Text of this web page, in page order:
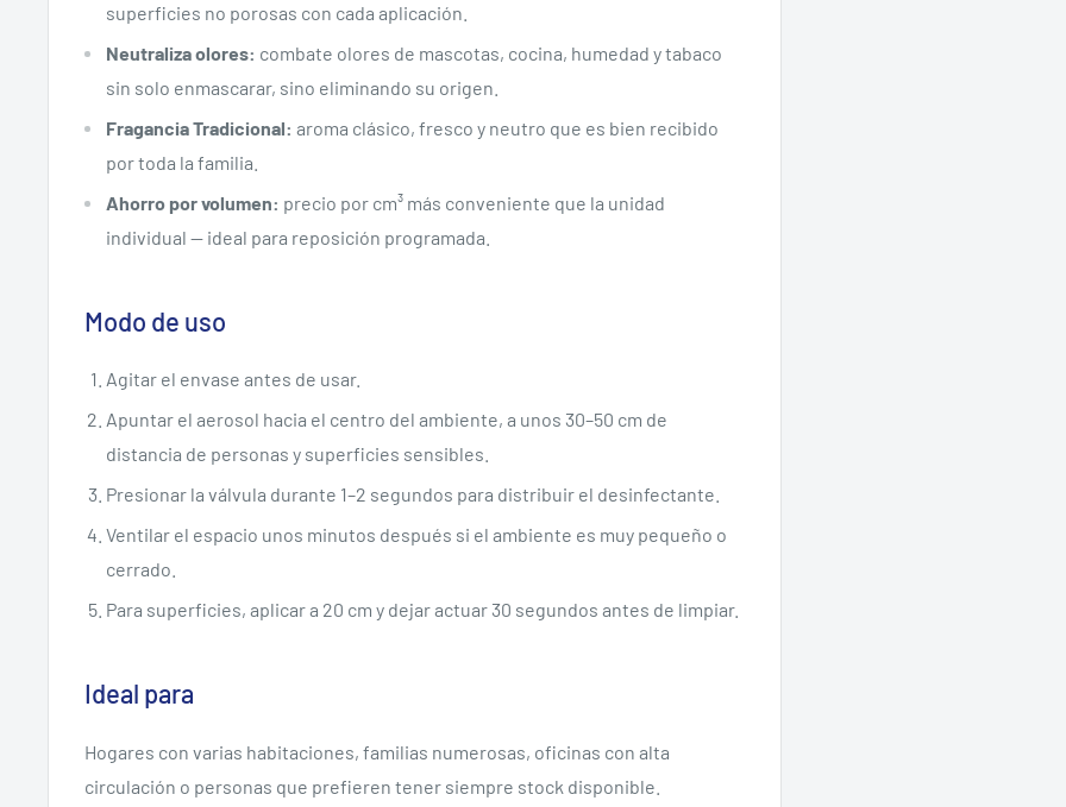
superficies no porosas con cada aplicación.
Neutraliza olores: combate olores de mascotas, cocina, humedad y tabaco
sin solo enmascarar, sino eliminando su origen.
Fragancia Tradicional: aroma clásico, fresco y neutro que es bien recibido
por toda la familia.
Ahorro por volumen: precio por cm³ más conveniente que la unidad
individual — ideal para reposición programada.
Modo de uso
Agitar el envase antes de usar.
Apuntar el aerosol hacia el centro del ambiente, a unos 30–50 cm de
distancia de personas y superficies sensibles.
Presionar la válvula durante 1–2 segundos para distribuir el desinfectante.
Ventilar el espacio unos minutos después si el ambiente es muy pequeño o
cerrado.
Para superficies, aplicar a 20 cm y dejar actuar 30 segundos antes de limpiar.
Ideal para
Hogares con varias habitaciones, familias numerosas, oficinas con alta
circulación o personas que prefieren tener siempre stock disponible.